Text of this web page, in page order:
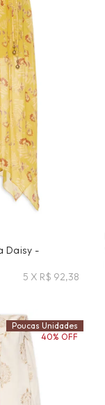
Daisy -
5 X R$ 92,38
Poucas Unidades
40% OFF